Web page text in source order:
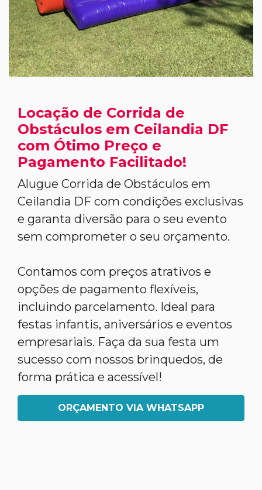
Locação de Corrida de
Obstáculos em Ceilandia DF
com Ótimo Preço e
Pagamento Facilitado!
Alugue Corrida de Obstáculos em
Ceilandia DF com condições exclusivas
e garanta diversão para o seu evento
sem comprometer o seu orçamento.
Contamos com preços atrativos e
opções de pagamento flexíveis,
incluindo parcelamento. Ideal para
festas infantis, aniversários e eventos
empresariais. Faça da sua festa um
sucesso com nossos brinquedos, de
forma prática e acessível!
ORÇAMENTO VIA WHATSAPP